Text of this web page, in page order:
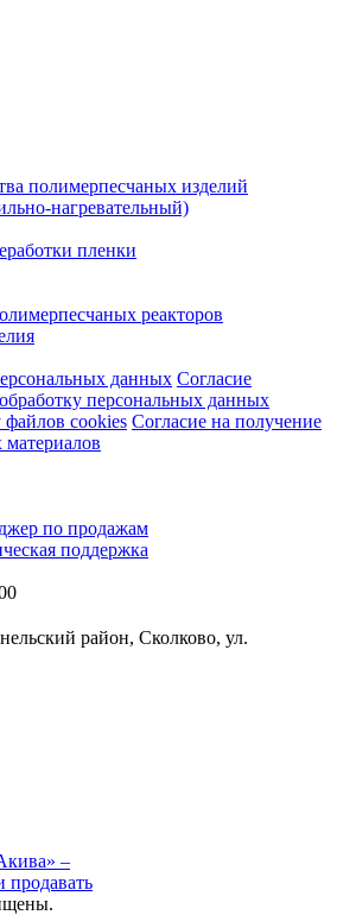
полимерпесчаных изделий
нагревательный)
пленки
реакторов
данных Согласие
персональных данных
файлов cookies Согласие на получение
по продажам
поддержка
район, Сколково, ул.
–
продавать